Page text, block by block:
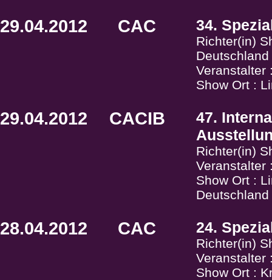
29.04.2012 CAC 34.
Richter(in)
Deutschland
Veranstalter
Show Ort :
29.04.2012 CACIB
47.
Richter(in)
Veranstalter
Show Ort :
Deutschland
28.04.2012 CAC 24.
Richter(in)
Veranstalter
Show Ort :